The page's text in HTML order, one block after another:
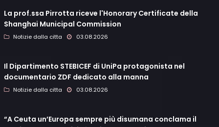
La prof.ssa Pirrotta riceve l'Honorary Certificate della
Shanghai Municipal Commission
Notizie dalla citta 03.08.2026
Il Dipartimento STEBICEF di UniPa protagonista nel
documentario ZDF dedicato alla manna
Notizie dalla citta 03.08.2026
“A Ceuta un’Europa sempre più disumana conclama il